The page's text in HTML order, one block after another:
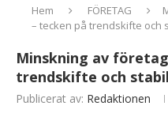
Hem FÖRETAG
– tecken på trendskifte och
Minskning av
trendskifte och
Publicerat av: Redaktionen